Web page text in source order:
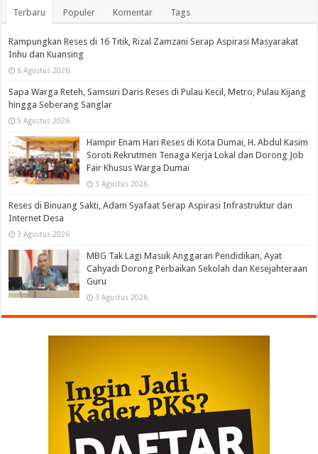
Terbaru Populer Komentar Tags
Rampungkan Reses di 16 Titik, Rizal Zamzani Serap Aspirasi Masyarakat
Inhu dan Kuansing
6 Agustus 2026
Sapa Warga Reteh, Samsuri Daris Reses di Pulau Kecil, Metro, Pulau Kijang
hingga Seberang Sanglar
5 Agustus 2026
Hampir Enam Hari Reses di Kota Dumai, H. Abdul Kasim
Soroti Rekrutmen Tenaga Kerja Lokal dan Dorong Job
Fair Khusus Warga Dumai
3 Agustus 2026
Reses di Binuang Sakti, Adam Syafaat Serap Aspirasi Infrastruktur dan
Internet Desa
3 Agustus 2026
MBG Tak Lagi Masuk Anggaran Pendidikan, Ayat
Cahyadi Dorong Perbaikan Sekolah dan Kesejahteraan
Guru
3 Agustus 2026